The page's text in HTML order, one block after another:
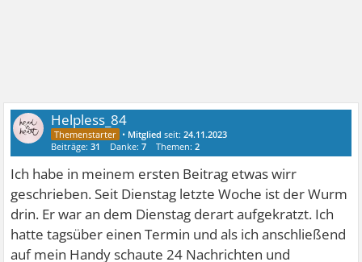
Helpless_84
• Mitglied seit:24.11.2023
Beiträge:31 Danke:7 Themen:2
Ich habe in meinem ersten Beitrag etwas wirr
geschrieben. Seit Dienstag letzte Woche ist der Wurm
drin. Er war an dem Dienstag derart aufgekratzt. Ich
hatte tagsüber einen Termin und als ich anschließend
auf mein Handy schaute 24 Nachrichten und